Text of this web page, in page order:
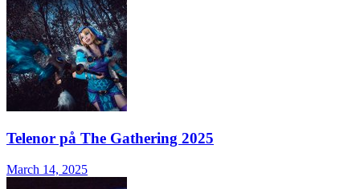
Telenor på The Gathering 2025
March 14, 2025